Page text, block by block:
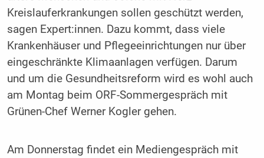
Kreislauferkrankungen sollen geschützt werden,
sagen Expert:innen. Dazu kommt, dass viele
Krankenhäuser und Pflegeeinrichtungen nur über
eingeschränkte Klimaanlagen verfügen. Darum
und um die Gesundheitsreform wird es wohl auch
am Montag beim ORF-Sommergespräch mit
Grünen-Chef Werner Kogler gehen.
Am Donnerstag findet ein Mediengespräch mit